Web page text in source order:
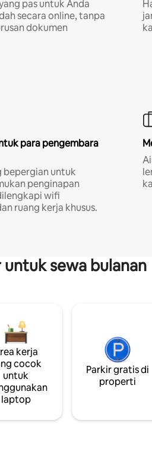
pas untuk Anda
secara online, tanpa
dokumen
para pengembara
bepergian untuk
penginapan
wifi
ruang kerja khusus.
sewa bulanan
kerja
cocok
untuk
laptop
Parkir gratis di
properti